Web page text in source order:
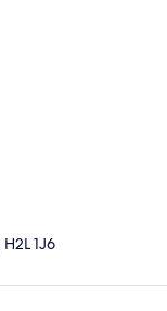
1J6